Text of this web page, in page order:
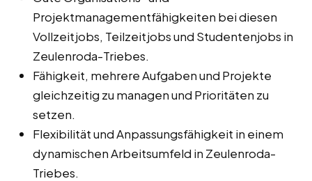
Projektmanagementfähigkeiten bei diesen
Vollzeitjobs, Teilzeitjobs und Studentenjobs in
Zeulenroda-Triebes.
Fähigkeit, mehrere Aufgaben und Projekte
gleichzeitig zu managen und Prioritäten zu
setzen.
Flexibilität und Anpassungsfähigkeit in einem
dynamischen Arbeitsumfeld in Zeulenroda-
Triebes.